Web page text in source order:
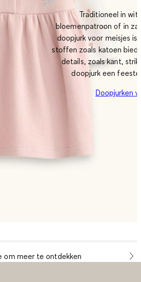
Traditioneel in
bloemenpatroon of in
doopjurk voor meisjes
stoffen zoals katoen
details, zoals kant,
doopjurk een
Doopjurken
om meer te ontdekken